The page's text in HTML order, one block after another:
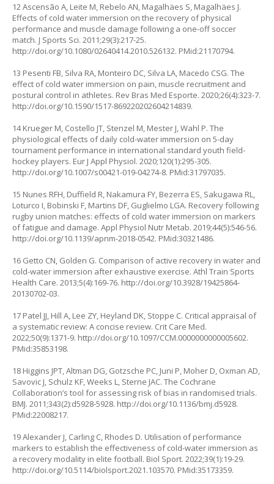
12 Ascensão A, Leite M, Rebelo AN, Magalhäes S, Magalhäes J.
Effects of cold water immersion on the recovery of physical
performance and muscle damage following a one-off soccer
match. J Sports Sci. 2011;29(3):217-25.
http://doi.org/10.1080/02640414.2010.526132. PMid:21170794.
13 Pesenti FB, Silva RA, Monteiro DC, Silva LA, Macedo CSG. The
effect of cold water immersion on pain, muscle recruitment and
postural control in athletes. Rev Bras Med Esporte. 2020;26(4):323-7.
http://doi.org/10.1590/1517-869220202604214839.
14 Krueger M, Costello JT, Stenzel M, Mester J, Wahl P. The
physiological effects of daily cold-water immersion on 5-day
tournament performance in international standard youth field-
hockey players. Eur J Appl Physiol. 2020;120(1):295-305.
http://doi.org/10.1007/s00421-019-04274-8. PMid:31797035.
15 Nunes RFH, Duffield R, Nakamura FY, Bezerra ES, Sakugawa RL,
Loturco I, Bobinski F, Martins DF, Guglielmo LGA. Recovery following
rugby union matches: effects of cold water immersion on markers
of fatigue and damage. Appl Physiol Nutr Metab. 2019;44(5):546-56.
http://doi.org/10.1139/apnm-2018-0542. PMid:30321486.
16 Getto CN, Golden G. Comparison of active recovery in water and
cold-water immersion after exhaustive exercise. Athl Train Sports
Health Care. 2013;5(4):169-76. http://doi.org/10.3928/19425864-
20130702-03.
17 Patel JJ, Hill A, Lee ZY, Heyland DK, Stoppe C. Critical appraisal of
a systematic review: A concise review. Crit Care Med.
2022;50(9):1371-9. http://doi.org/10.1097/CCM.0000000000005602.
PMid:35853198.
18 Higgins JPT, Altman DG, Gotzsche PC, Juni P, Moher D, Oxman AD,
Savovic J, Schulz KF, Weeks L, Sterne JAC. The Cochrane
Collaboration’s tool for assessing risk of bias in randomised trials.
BMJ. 2011;343(2):d5928-5928. http://doi.org/10.1136/bmj.d5928.
PMid:22008217.
19 Alexander J, Carling C, Rhodes D. Utilisation of performance
markers to establish the effectiveness of cold-water immersion as
a recovery modality in elite football. Biol Sport. 2022;39(1):19-29.
http://doi.org/10.5114/biolsport.2021.103570. PMid:35173359.